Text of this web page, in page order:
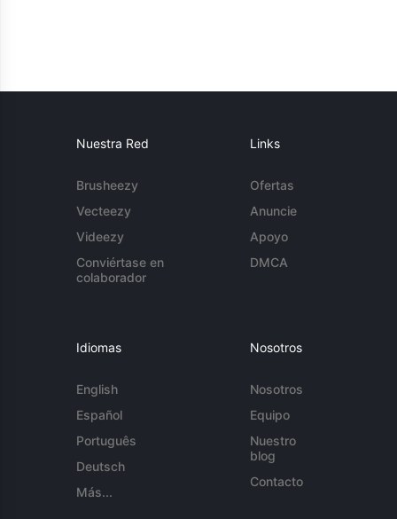
Nuestra Red
Brusheezy
Vecteezy
Videezy
Conviértase en
colaborador
Links
Ofertas
Anuncie
Apoyo
DMCA
Idiomas
English
Español
Português
Deutsch
Más...
Nosotros
Nosotros
Equipo
Nuestro
blog
Contacto